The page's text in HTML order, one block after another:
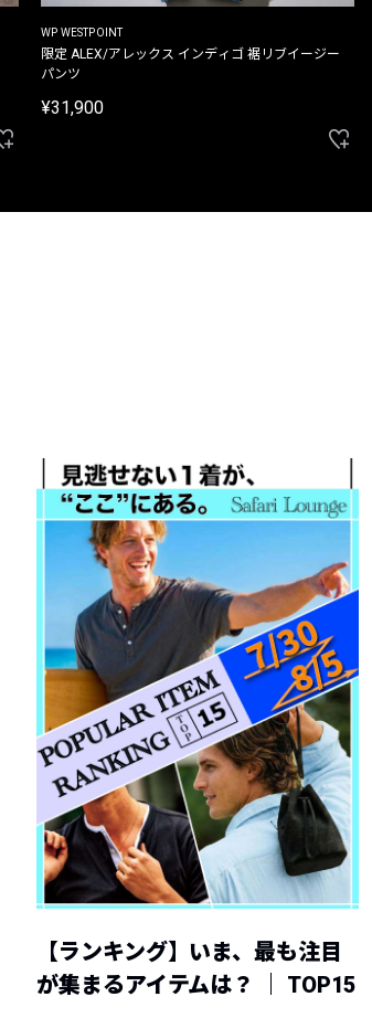
WP WESTPOINT
限定 ALEX/アレックス インディゴ 裾リブイージー
パンツ
¥31,900
【ランキング】いま、最も注目
が集まるアイテムは？ ｜ TOP15